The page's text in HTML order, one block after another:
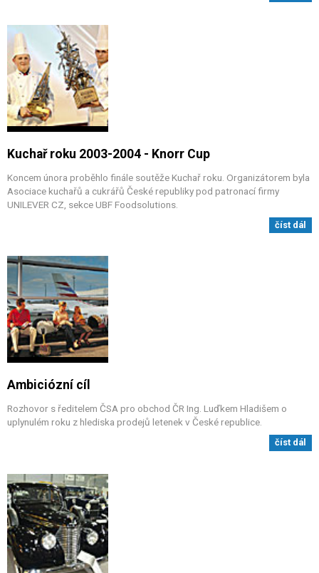
Kuchař roku 2003-2004 - Knorr Cup
Koncem února proběhlo finále soutěže Kuchař roku. Organizátorem byla
Asociace kuchařů a cukrářů České republiky pod patronací firmy
UNILEVER CZ, sekce UBF Foodsolutions.
číst dál
Ambiciózní cíl
Rozhovor s ředitelem ČSA pro obchod ČR Ing. Luďkem Hladišem o
uplynulém roku z hlediska prodejů letenek v České republice.
číst dál